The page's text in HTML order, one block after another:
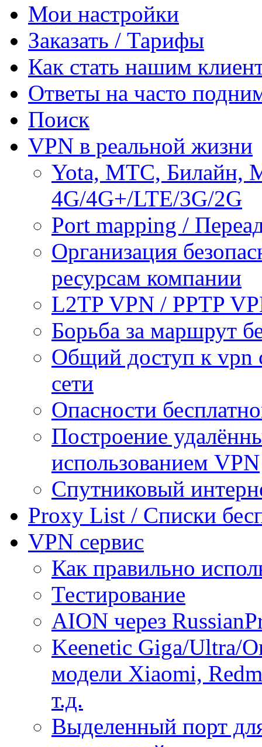
Мои настройки
Заказать / Тарифы
Как стать нашим
Ответы на часто
Поиск
VPN в реальной жизни
Yota, МТС, Билайн,
4G/4G+/LTE/3G/2G
Port mapping /
Организация
ресурсам компании
L2TP VPN / PPTP
Борьба за маршрут
Общий доступ к vpn
сети
Опасности
Построение
использованием VPN
Спутниковый
Proxy List / Списки
VPN сервис
Как правильно
Тестирование
AION через
Keenetic Giga/Ultra/
модели Xiaomi,
т.д.
Выделенный порт